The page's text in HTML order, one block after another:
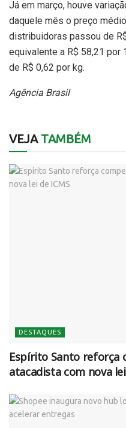
Já em março, houve
daquele mês o preço
distribuidoras passou de
equivalente a R$ 58,21
de R$ 0,62 por kg.
Agência Brasil
VEJATAMBÉM
DESTAQUES
Espírito Santo reforça
atacadista com nova